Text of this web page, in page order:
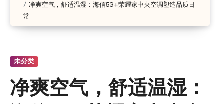
净爽空气，舒适温湿：海信5G+荣耀家中央空调塑造品质日
常
未分类
净爽空气，舒适温湿：